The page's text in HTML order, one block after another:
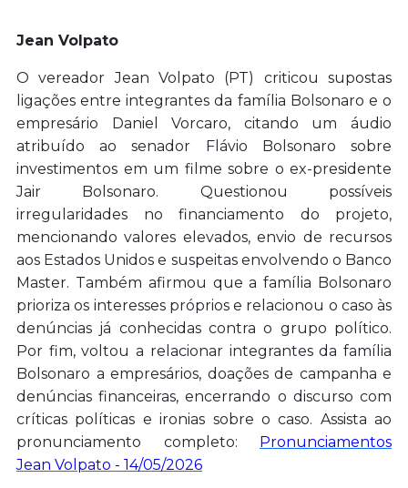
Jean Volpato
O vereador Jean Volpato (PT) criticou supostas
ligações entre integrantes da família Bolsonaro e o
empresário Daniel Vorcaro, citando um áudio
atribuído ao senador Flávio Bolsonaro sobre
investimentos em um filme sobre o ex-presidente
Jair Bolsonaro. Questionou possíveis
irregularidades no financiamento do projeto,
mencionando valores elevados, envio de recursos
aos Estados Unidos e suspeitas envolvendo o Banco
Master. Também afirmou que a família Bolsonaro
prioriza os interesses próprios e relacionou o caso às
denúncias já conhecidas contra o grupo político.
Por fim, voltou a relacionar integrantes da família
Bolsonaro a empresários, doações de campanha e
denúncias financeiras, encerrando o discurso com
críticas políticas e ironias sobre o caso. Assista ao
pronunciamento completo:
Pronunciamentos
Jean Volpato - 14/05/2026